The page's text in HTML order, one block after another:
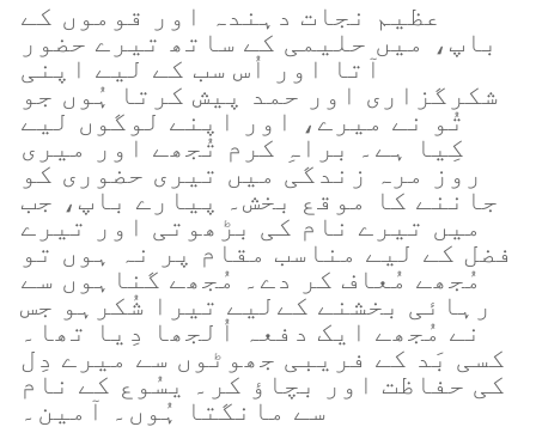
عظیم نجات دہندہ اور قوموں کے
باپ، میں حلیمی کے ساتھ تیرے حضور
آتا اور اُس سب کے لیے اپنی
شکرگزاری اور حمد پیش کرتا ہُوں جو
تُو نے میرے، اور اپنے لوگوں لیے
کِیا ہے۔ براہِ کرم تُجھے اور میری
روز مرہ زندگی میں تیری حضوری کو
جاننے کا موقع بخش۔ پیارے باپ، جب
میں تیرے نام کی بڑھوتی اور تیرے
فضل کے لیے مناسب مقام پر نہ ہوں تو
مُجھے مُعاف کر دے۔ مُجھے گناہوں سے
رہائی بخشنے کےلیے تیرا شُکرہو جس
نے مُجھے ایک دفعہ اُلجھا دِیا تھا۔
کسی بَد کے فریبی جھوٹوں سے میرے دِل
کی حفاظت اور بچاؤ کر۔ یسُوع کے نام
سے مانگتا ہُوں۔ آمین۔